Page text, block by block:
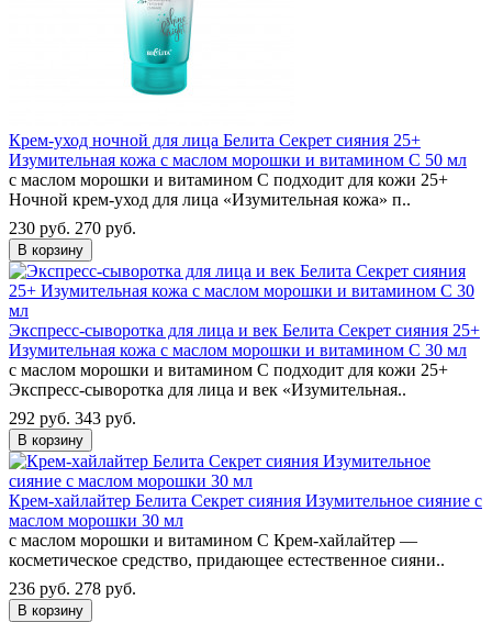
Крем-уход ночной для лица Белита Секрет сияния 25+
Изумительная кожа с маслом морошки и витамином С 50 мл
с маслом морошки и витамином С подходит для кожи 25+
Ночной крем-уход для лица «Изумительная кожа» п..
230 руб. 270 руб.
В корзину
Экспресс-сыворотка для лица и век Белита Секрет сияния 25+
Изумительная кожа с маслом морошки и витамином С 30 мл
с маслом морошки и витамином С подходит для кожи 25+
Экспресс-сыворотка для лица и век «Изумительная..
292 руб. 343 руб.
В корзину
Крем-хайлайтер Белита Секрет сияния Изумительное сияние с
маслом морошки 30 мл
с маслом морошки и витамином С Крем-хайлайтер —
косметическое средство, придающее естественное сияни..
236 руб. 278 руб.
В корзину